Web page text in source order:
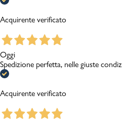
Acquirente verificato
Oggi
Spedizione perfetta, nelle giuste
Acquirente verificato